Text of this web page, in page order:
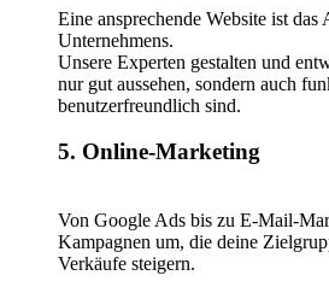
Eine ansprechende Website ist das
Unternehmens.
Unsere Experten gestalten und
nur gut aussehen, sondern auch
benutzerfreundlich sind.
5. Online-Marketing
Von Google Ads bis zu E-Mail-
Kampagnen um, die deine
Verkäufe steigern.